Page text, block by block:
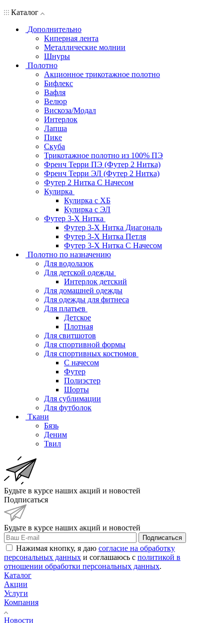
Каталог
Дополнительно
Киперная лента
Металлические молнии
Шнуры
Полотно
Акционное трикотажное полотно
Бифлекс
Вафля
Велюр
Вискоза/Модал
Интерлок
Лапша
Пике
Скуба
Трикотажное полотно из 100% ПЭ
Френч Терри ПЭ (Футер 2 Нитка)
Френч Терри ЭЛ (Футер 2 Нитка)
Футер 2 Нитка С Начесом
Кулирка
Кулирка с ХБ
Кулирка с ЭЛ
Футер 3-Х Нитка
Футер 3-Х Нитка Диагональ
Футер 3-Х Нитка Петля
Футер 3-Х Нитка С Начесом
Полотно по назначению
Для водолазок
Для детской одежды
Интерлок детский
Для домашней одежды
Для одежды для фитнеса
Для платьев
Детское
Плотная
Для свитшотов
Для спортивной формы
Для спортивных костюмов
С начесом
Футер
Полиэстер
Шорты
Для сублимации
Для футболок
Ткани
Бязь
Деним
Твил
Будьте в курсе наших акций и новостей
Подписаться
Будьте в курсе наших акций и новостей
Подписаться
Нажимая кнопку, я даю согласие на обработку
персональных данных и соглашаюсь с политикой в
отношении обработки персональных данных.
Каталог
Акции
Услуги
Компания
Новости